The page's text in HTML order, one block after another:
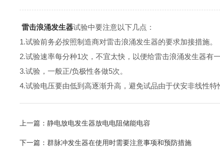
雷击浪涌发生器试验中要注意以下几点：
1.试验前务必按照制造商对雷击浪涌发生器的要求加接措施。
2.试验速率每分种1次，不宜太快，以便给雷击浪涌发生器
3.试验，一般正/负极性各做5次。
4.试验电压要由低到高逐渐升高，避免试品由于伏安非线性
上一篇： 静电放电发生器放电电阻储能电容
下一篇： 群脉冲发生器在使用时需要注意事项和预防措施